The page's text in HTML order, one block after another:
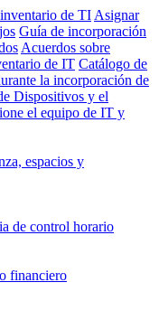
de TI Asignar
Guía de incorporación
Acuerdos sobre
de IT Catálogo de
la incorporación de
Dispositivos y el
el equipo de IT y
espacios y
de control horario
financiero